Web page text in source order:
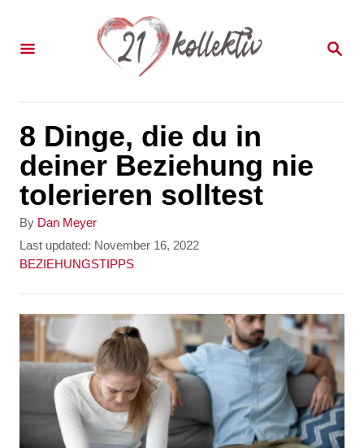
S
R
8 Dinge, die du in
deiner Beziehung nie
tolerieren solltest
By A
u
t
o
r
Dan Meyer
P
o
e
d
o
n
Last updated: November 16, 2022
C
e
g
o
r
BEZIEHUNGSTIPPS